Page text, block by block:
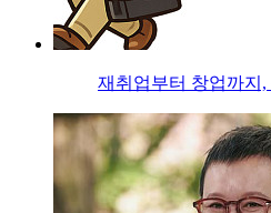
재취업부터 창업까지